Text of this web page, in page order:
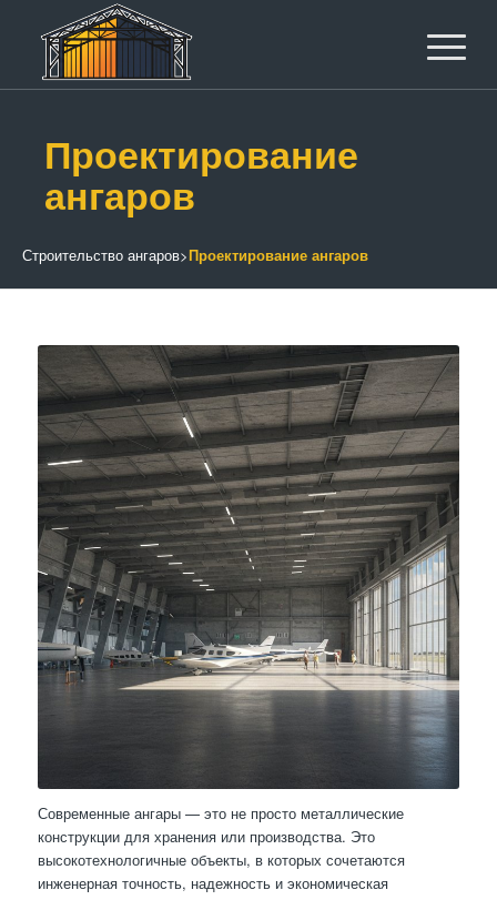
Проектирование
ангаров
Строительство ангаров>Проектирование ангаров
Современные ангары — это не просто металлические
конструкции для хранения или производства. Это
высокотехнологичные объекты, в которых сочетаются
инженерная точность, надежность и экономическая